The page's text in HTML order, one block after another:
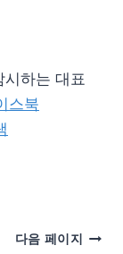
하는 대표
스북
다음 페이지